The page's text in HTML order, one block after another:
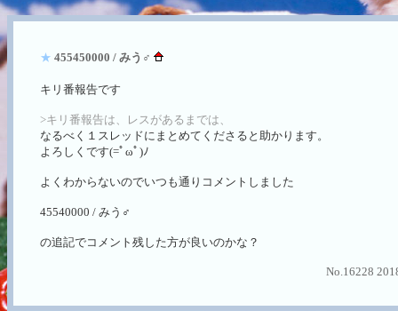
★ 455450000 / みう♂
キリ番報告です
>キリ番報告は、レスがあるまでは、
なるべく１スレッドにまとめてくださると助かります。
よろしくです(=ﾟωﾟ)ﾉ
よくわからないのでいつも通りコメントしました
45540000 / みう♂
の追記でコメント残した方が良いのかな？
No.16228